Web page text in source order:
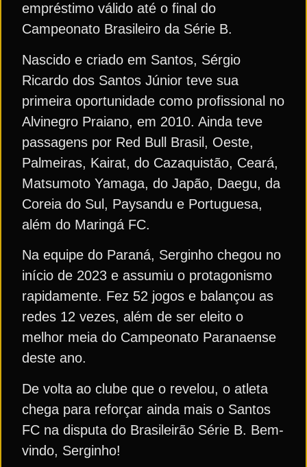
empréstimo válido até o final do
Campeonato Brasileiro da Série B.
Nascido e criado em Santos, Sérgio
Ricardo dos Santos Júnior teve sua
primeira oportunidade como profissional no
Alvinegro Praiano, em 2010. Ainda teve
passagens por Red Bull Brasil, Oeste,
Palmeiras, Kairat, do Cazaquistão, Ceará,
Matsumoto Yamaga, do Japão, Daegu, da
Coreia do Sul, Paysandu e Portuguesa,
além do Maringá FC.
Na equipe do Paraná, Serginho chegou no
início de 2023 e assumiu o protagonismo
rapidamente. Fez 52 jogos e balançou as
redes 12 vezes, além de ser eleito o
melhor meia do Campeonato Paranaense
deste ano.
De volta ao clube que o revelou, o atleta
chega para reforçar ainda mais o Santos
FC na disputa do Brasileirão Série B. Bem-
vindo, Serginho!